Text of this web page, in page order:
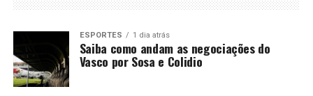
ESPORTES 1 dia atrás
Saiba como andam as negociações do
Vasco por Sosa e Colidio